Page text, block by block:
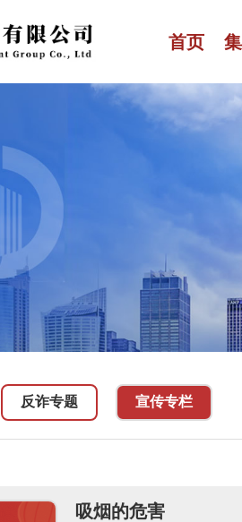
首页
反诈专题 宣传专栏
吸烟的危害